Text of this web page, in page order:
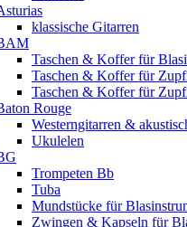
klassische Gitarren
Taschen & Koffer für
Taschen & Koffer für
Taschen & Koffer für
Rouge
Westerngitarren &
Ukulelen
Trompeten Bb
Tuba
Mundstücke für
Zwingen & Kapseln für